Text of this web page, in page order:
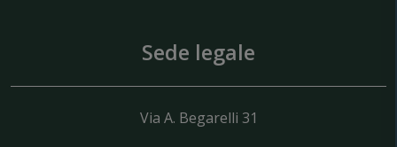
Sede legale
Via A. Begarelli 31